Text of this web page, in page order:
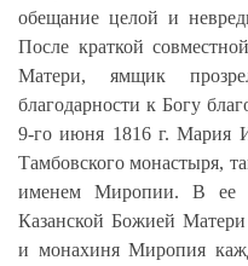
обещание целой и
После краткой
Матери, ямщик
благодарности к Богу
9-го июня 1816 г. Мария
Тамбовского монастыря,
именем Миропии. В ее
Казанской Божией Матери
и монахиня Миропия